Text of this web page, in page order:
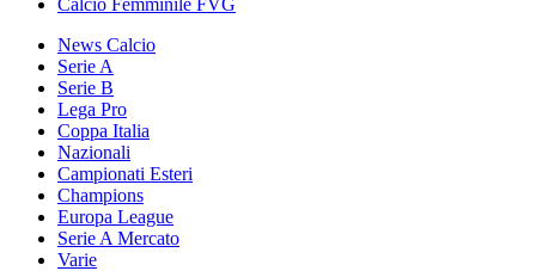
Calcio Femminile FVG
News Calcio
Serie A
Serie B
Lega Pro
Coppa Italia
Nazionali
Campionati Esteri
Champions
Europa League
Serie A Mercato
Varie